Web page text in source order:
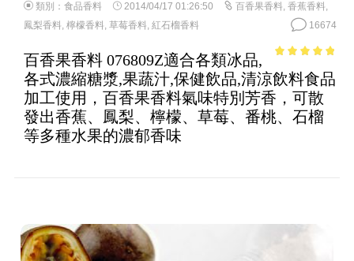
類別： 食品香料 2014/04/17 01:26:50 百香果香料, 香蕉香料,
鳳梨香料, 檸檬香料, 草莓香料, 紅石榴香料 16674
5
百香果香料 076809Z適合各類冰品,
各式濃縮糖漿,果蔬汁,保健飲品,清涼飲料食品
加工使用，百香果香料氣味特別芳香，可散
發出香蕉、鳳梨、檸檬、草莓、番桃、石榴
等多種水果的濃郁香味